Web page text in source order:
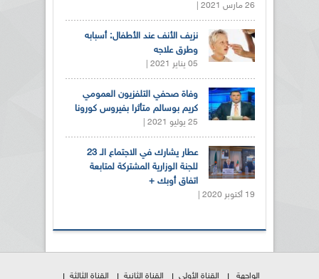
26 مارس 2021 |
نزيف الأنف عند الأطفال: أسبابه
وطرق علاجه
05 يناير 2021 |
وفاة صحفي التلفزيون العمومي
كريم بوسالم متأثرا بفيروس كورونا
25 يوليو 2021 |
عطار يشارك في الاجتماع الـ 23
للجنة الوزارية المشتركة لمتابعة
اتفاق أوبك +
19 أكتوبر 2020 |
الواجهة القناة الأولى القناة الثانية القناة الثالثة